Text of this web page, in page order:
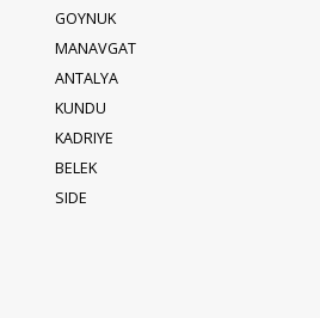
GOYNUK
MANAVGAT
ANTALYA
KUNDU
KADRIYE
BELEK
SIDE